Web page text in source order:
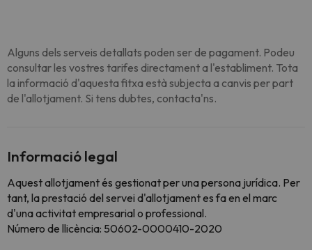
Alguns dels serveis detallats poden ser de pagament. Podeu
consultar les vostres tarifes directament a l'establiment. Tota
la informació d'aquesta fitxa està subjecta a canvis per part
de l'allotjament. Si tens dubtes, contacta'ns.
Informació legal
Aquest allotjament és gestionat per una persona jurídica. Per
tant, la prestació del servei d'allotjament es fa en el marc
d'una activitat empresarial o professional.
Número de llicència: 50602-0000410-2020